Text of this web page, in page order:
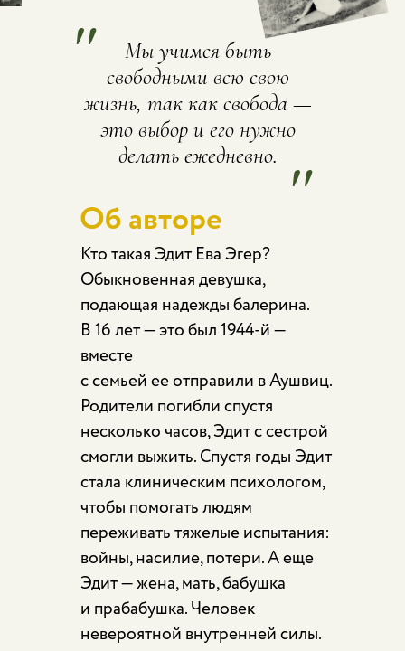
"
Кто такая Эдит Ева Эгер?
Обыкновенная девушка,
подающая надежды балерина.
В 16 лет — это был 1944-й —
вместе
с семьей ее отправили в Аушвиц.
Родители погибли спустя
несколько часов, Эдит с сестрой
смогли выжить. Спустя годы Эдит
стала клиническим психологом,
чтобы помогать людям
переживать тяжелые испытания:
войны, насилие, потери. А еще
Эдит — жена, мать, бабушка
и прабабушка. Человек
невероятной внутренней силы.
Об авторе
Мы учимся быть
свободными всю свою
жизнь, так как свобода —
это выбор и его нужно
делать ежедневно. "